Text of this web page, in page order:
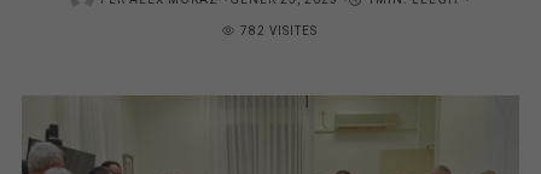
ON782 VISITES